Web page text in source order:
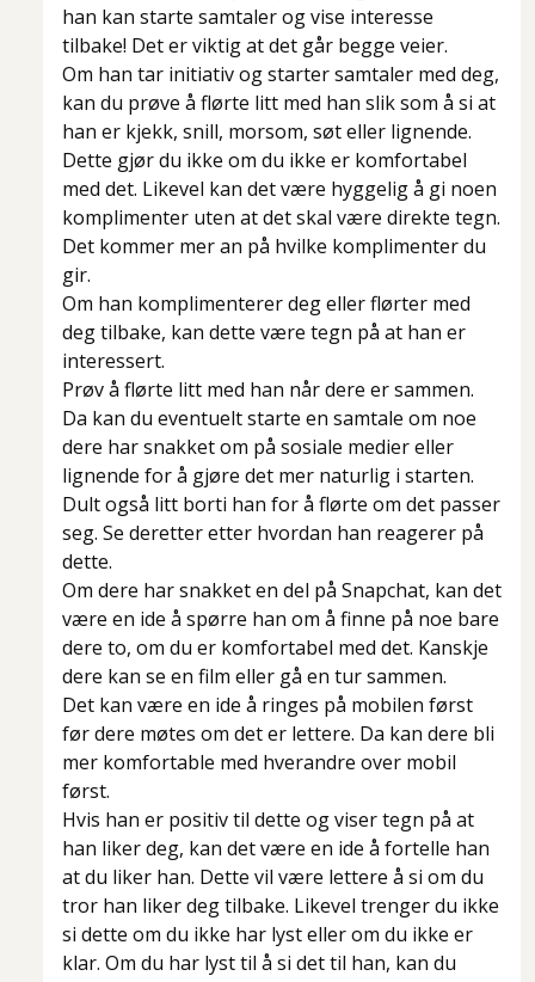
han kan starte samtaler og vise interesse
tilbake! Det er viktig at det går begge veier.
Om han tar initiativ og starter samtaler med deg,
kan du prøve å flørte litt med han slik som å si at
han er kjekk, snill, morsom, søt eller lignende.
Dette gjør du ikke om du ikke er komfortabel
med det. Likevel kan det være hyggelig å gi noen
komplimenter uten at det skal være direkte tegn.
Det kommer mer an på hvilke komplimenter du
gir.
Om han komplimenterer deg eller flørter med
deg tilbake, kan dette være tegn på at han er
interessert.
Prøv å flørte litt med han når dere er sammen.
Da kan du eventuelt starte en samtale om noe
dere har snakket om på sosiale medier eller
lignende for å gjøre det mer naturlig i starten.
Dult også litt borti han for å flørte om det passer
seg. Se deretter etter hvordan han reagerer på
dette.
Om dere har snakket en del på Snapchat, kan det
være en ide å spørre han om å finne på noe bare
dere to, om du er komfortabel med det. Kanskje
dere kan se en film eller gå en tur sammen.
Det kan være en ide å ringes på mobilen først
før dere møtes om det er lettere. Da kan dere bli
mer komfortable med hverandre over mobil
først.
Hvis han er positiv til dette og viser tegn på at
han liker deg, kan det være en ide å fortelle han
at du liker han. Dette vil være lettere å si om du
tror han liker deg tilbake. Likevel trenger du ikke
si dette om du ikke har lyst eller om du ikke er
klar. Om du har lyst til å si det til han, kan du